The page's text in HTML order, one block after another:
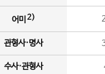
어미 2)
관형사·명사
수사·관형사